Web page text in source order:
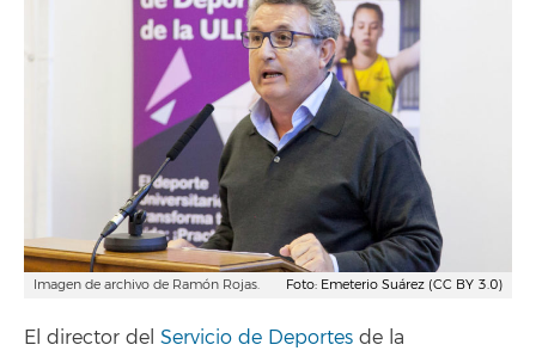
Imagen de archivo de Ramón Rojas. Foto: Emeterio Suárez (CC BY 3.0)
El director del Servicio de Deportes de la